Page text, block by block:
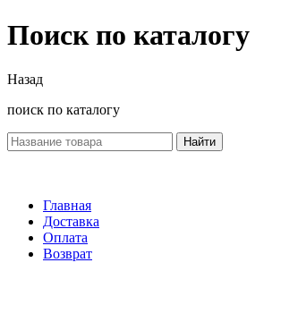
Поиск по каталогу
Назад
поиск по каталогу
Найти
Главная
Доставка
Оплата
Возврат